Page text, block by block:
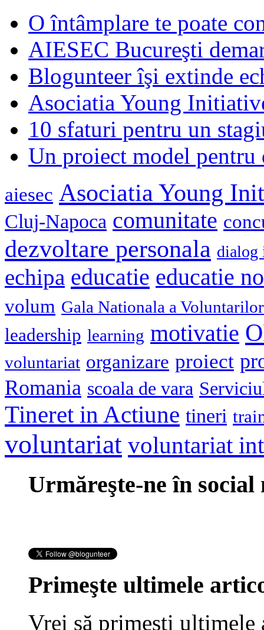
O întâmplare te poate
AIESEC Bucureşti
Blogunteer îşi extinde
Asociatia Young
10 sfaturi pentru un
Un proiect model
aiesec Asociatia Young
Cluj-Napoca comunitate
dezvoltare personala dialog
echipa educatie educatie
volum Gala Nationala a Voluntarilor
leadership learning motivatie
voluntariat organizare proiect
Romania scoala de vara
Tineret in Actiune tineri
voluntariat voluntariat
Urmăreşte-ne în social
Primeşte ultimele
Vrei să primeşti